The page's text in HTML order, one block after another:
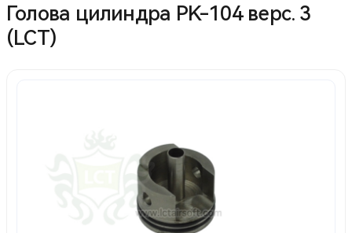
Голова цилиндра PK-104 верс. 3
(LCT)